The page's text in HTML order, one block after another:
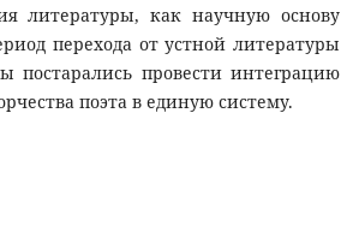
литературы, как научную основу
перехода от устной литературы
провести интеграцию
поэта в единую систему.